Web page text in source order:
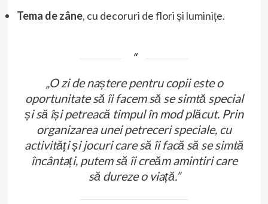
Tema de zâne, cu decoruri de flori și luminițe.
„O zi de naștere pentru copii este o
oportunitate să îi facem să se simtă special
și să își petreacă timpul în mod plăcut. Prin
organizarea unei petreceri speciale, cu
activități și jocuri care să îi facă să se simtă
încântați, putem să îi creăm amintiri care
să dureze o viață.”